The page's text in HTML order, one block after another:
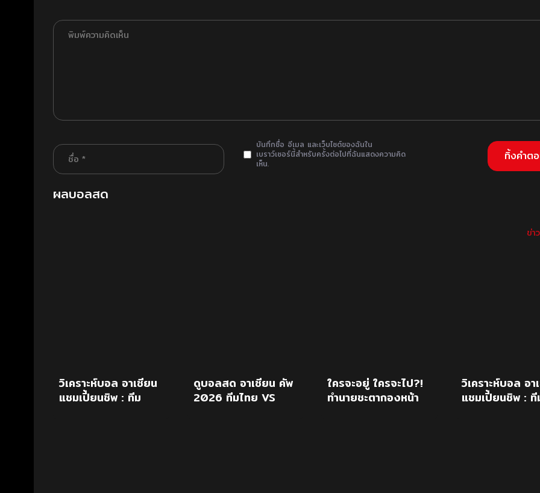
บันทึกชื่อ อีเมล และเว็บไซต์ของฉันใน
เบราว์เซอร์นี้สำหรับครั้งต่อไปที่ฉันแสดงความคิด
เห็น.
ผลบอลสด
ข่า
วิเคราะห์บอล อาเซียน
แชมเปี้ยนชิพ : ทีม
ดูบอลสด อาเซียน คัพ
2026 ทีมไทย VS
ใครจะอยู่ ใครจะไป?!
ทำนายชะตากองหน้า
วิเคราะห์บอล อา
แชมเปี้ยนชิพ : ที